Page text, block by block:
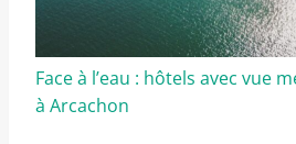
Face à l’eau : hôtels avec vue
à Arcachon